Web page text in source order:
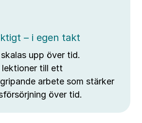
– i egen takt
upp över tid.
lektioner till ett
arbete som stärker
över tid.